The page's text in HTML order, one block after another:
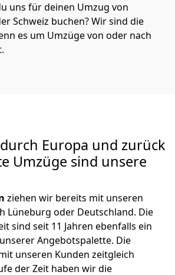
uns für deinen Umzug von
Schweiz buchen? Wir sind die
es um Umzüge von oder nach
Europa und zurück
Umzüge sind unsere
ziehen wir bereits mit unseren
Lüneburg oder Deutschland. Die
sind seit 11 Jahren ebenfalls ein
Angebotspalette. Die
unseren Kunden zeitgleich
der Zeit haben wir die